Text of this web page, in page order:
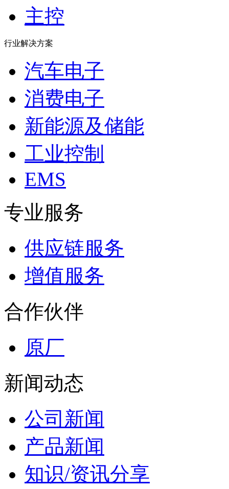
主控
行业解决方案
汽车电子
消费电子
新能源及储能
工业控制
EMS
专业服务
供应链服务
增值服务
合作伙伴
原厂
新闻动态
公司新闻
产品新闻
知识/资讯分享